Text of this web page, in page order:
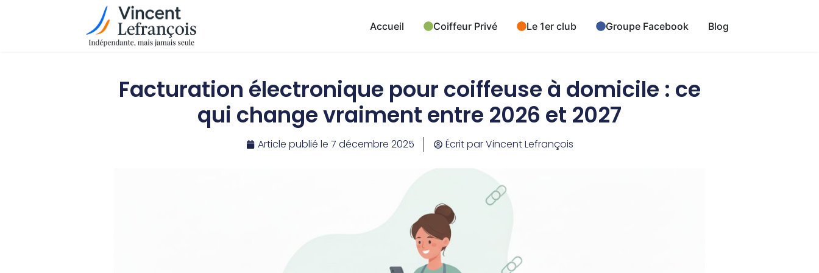
Accueil Coiffeur Privé Le 1er club Groupe Facebook Blog
Facturation électronique pour coiffeuse à domicile : ce
qui change vraiment entre 2026 et 2027
Article publié le 7 décembre 2025 Écrit parVincent Lefrançois